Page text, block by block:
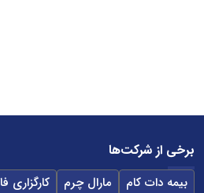
برخی از شرکت‌ها
بیمه دات کام مارال چرم کارگزاری